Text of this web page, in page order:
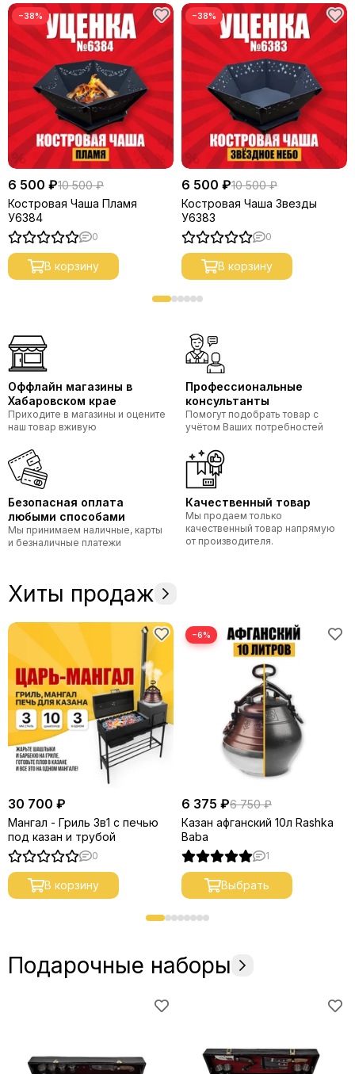
−38%
6 500 ₽10 500 ₽
Костровая Чаша Пламя
У6384
0
В корзину
−38%
6 500 ₽10 500 ₽
Костровая Чаша Звезды
У6383
0
В корзину
Оффлайн магазины в
Хабаровском крае
Приходите в магазины и оцените
наш товар вживую
Профессиональные
консультанты
Помогут подобрать товар с
учётом Ваших потребностей
Безопасная оплата
любыми способами
Мы принимаем наличные, карты
и безналичные платежи
Качественный товар
Мы продаем только
качественный товар напрямую
от производителя.
Хиты продаж
30 700 ₽
Мангал - Гриль 3в1 с печью
под казан и трубой
0
В корзину
−6%
6 375 ₽6 750 ₽
Казан афганский 10л Rashka
Baba
1
Выбрать
Подарочные наборы